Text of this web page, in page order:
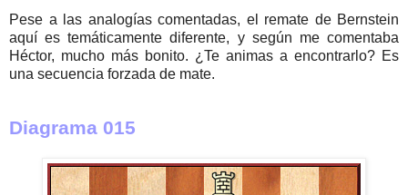
Pese a las analogías comentadas, el remate de Bernstein
aquí es temáticamente diferente, y según me comentaba
Héctor, mucho más bonito. ¿Te animas a encontrarlo? Es
una secuencia forzada de mate.
Diagrama 015